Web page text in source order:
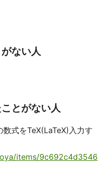
ない人
とがない人
式をTeX(LaTeX)入力す
items/9c692c4d3546